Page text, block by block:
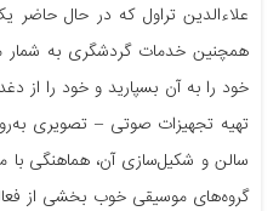
علاءالدین تراول که در حال
همچنین خدمات گردشگری به شمار
خود را به آن بسپارید و خود را از
تهیه تجهیزات صوتی – تصویری
سالن و شکیل‌سازی آن، هماهنگی
گروه‌های موسیقی خوب بخشی از